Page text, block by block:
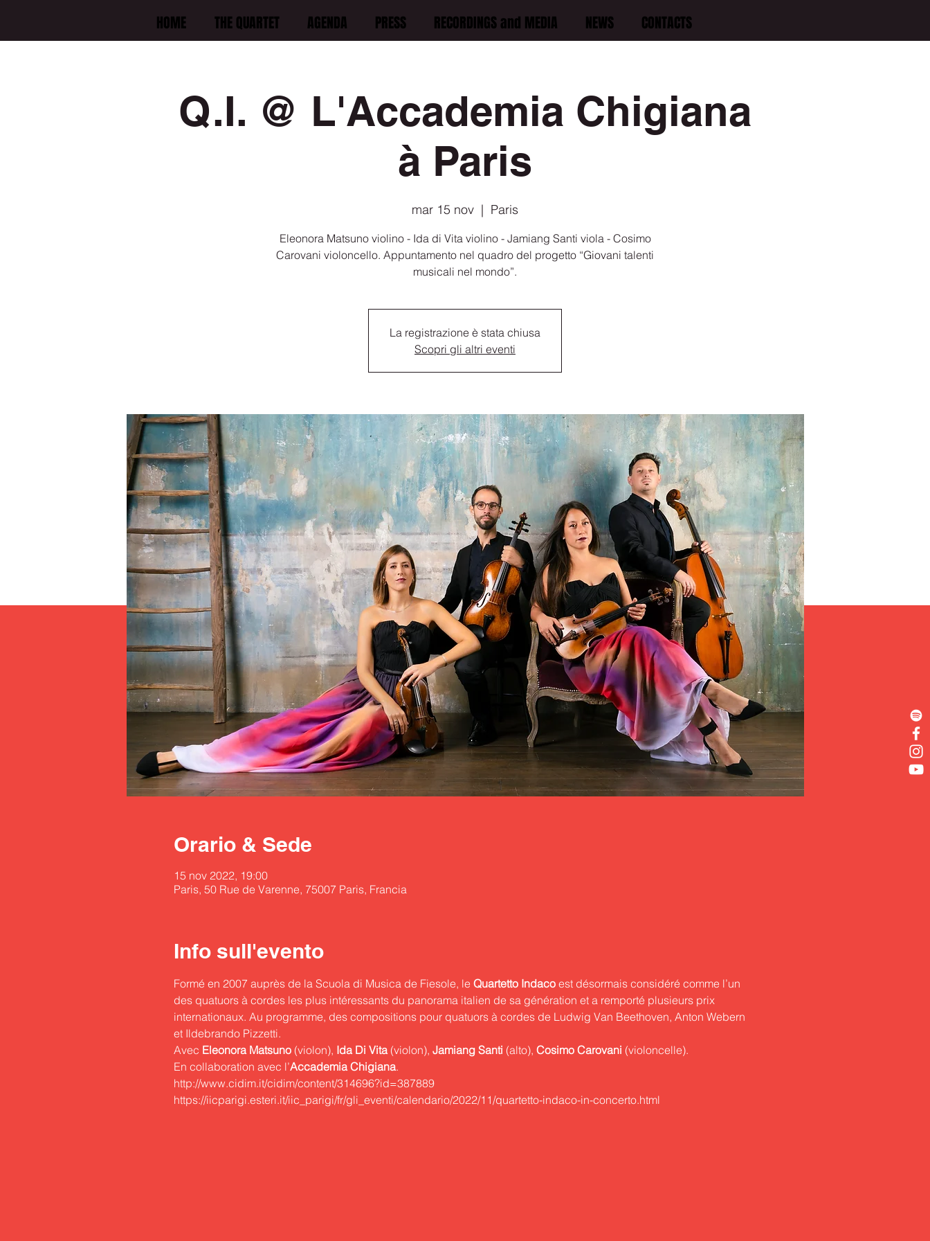
HOME THE QUARTET AGENDA PRESS RECORDINGS and MEDIA NEWS CONTACTS
Q.I. @ L'Accademia Chigiana
à Paris
mar 15 nov
  |
Paris
Eleonora Matsuno violino - Ida di Vita violino - Jamiang Santi viola - Cosimo
Carovani violoncello. Appuntamento nel quadro del progetto “Giovani talenti
musicali nel mondo”.
La registrazione è stata chiusa
Scopri gli altri eventi
Orario & Sede
15 nov 2022, 19:00
Paris, 50 Rue de Varenne, 75007 Paris, Francia
Info sull'evento
Formé en 2007 auprès de la Scuola di Musica de Fiesole, le Quartetto Indaco est désormais considéré comme l’un
des quatuors à cordes les plus intéressants du panorama italien de sa génération et a remporté plusieurs prix
internationaux. Au programme, des compositions pour quatuors à cordes de Ludwig Van Beethoven, Anton Webern
et Ildebrando Pizzetti.
Avec Eleonora Matsuno (violon), Ida Di Vita (violon), Jamiang Santi (alto), Cosimo Carovani (violoncelle).
En collaboration avec l’Accademia Chigiana.
http://www.cidim.it/cidim/content/314696?id=387889
https://iicparigi.esteri.it/iic_parigi/fr/gli_eventi/calendario/2022/11/quartetto-indaco-in-concerto.html